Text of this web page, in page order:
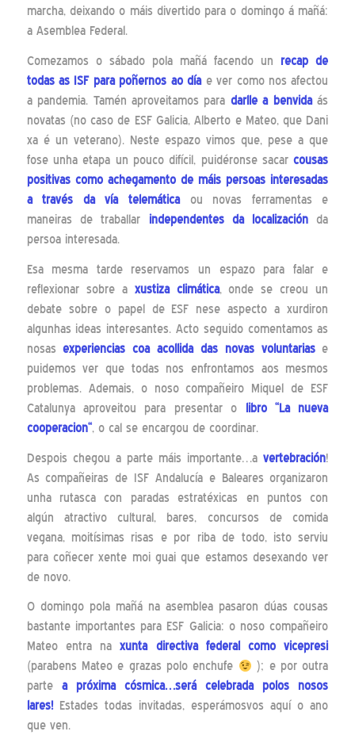
marcha, deixando o máis divertido para o domingo á mañá:
a Asemblea Federal.
Comezamos o sábado pola mañá facendo un recap de
todas as ISF para poñernos ao díae ver como nos afectou
a pandemia. Tamén aproveitamos para darlle a benvidaás
novatas (no caso de ESF Galicia, Alberto e Mateo, que Dani
xa é un veterano). Neste espazo vimos que, pese a que
fose unha etapa un pouco difícil, puidéronse sacarcousas
positivas como achegamento de máis persoas interesadas
a través da vía telemáticaou novas ferramentas e
maneiras de traballar independentes da localización da
persoa interesada.
Esa mesma tarde reservamos un espazo para falar e
reflexionar sobre a xustiza climática, onde se creou un
debate sobre o papel de ESF nese aspecto a xurdiron
algunhas ideas interesantes. Acto seguido comentamos as
nosasexperiencias coa acollida das novas voluntariase
puidemos ver que todas nos enfrontamos aos mesmos
problemas. Ademais, o noso compañeiro Miquel de ESF
Catalunya aproveitou para presentar o libro “La nueva
cooperacion“, o cal se encargou de coordinar.
Despois chegou a parte máis importante…avertebración!
As compañeiras de ISF Andalucía e Baleares organizaron
unha rutasca con paradas estratéxicas en puntos con
algún atractivo cultural, bares, concursos de comida
vegana, moitísimas risas e por riba de todo, isto serviu
para coñecer xente moi guai que estamos desexando ver
de novo.
O domingo pola mañá na asemblea pasaron dúas cousas
bastante importantes para ESF Galicia: o noso compañeiro
Mateo entra naxunta directiva federal como vicepresi
(parabens Mateo e grazas polo enchufe
); e por outra
parte a próxima cósmica…será celebrada polos nosos
lares!Estades todas invitadas, esperámosvos aquí o ano
que ven.